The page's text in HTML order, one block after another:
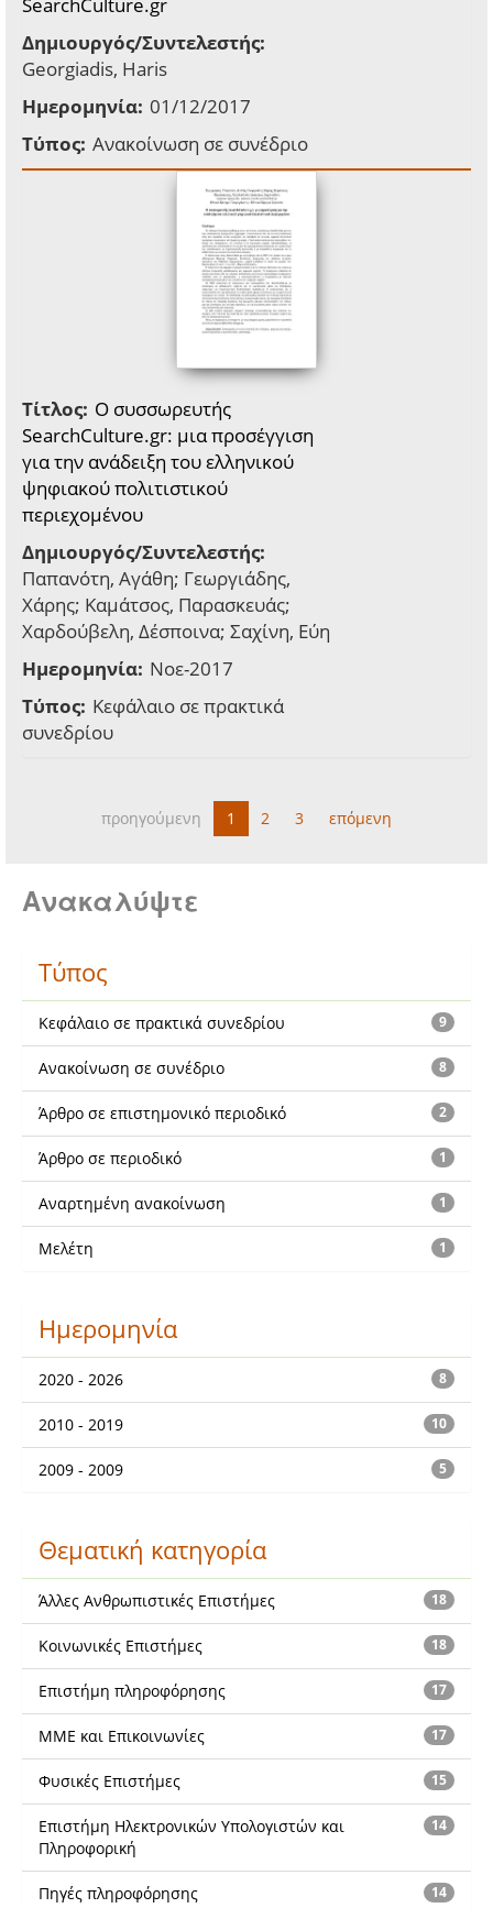
SearchCulture.gr
Δημιουργός/Συντελεστής:
Georgiadis, Haris
Ημερομηνία: 01/12/2017
Τύπος: Ανακοίνωση σε συνέδριο
Τίτλος: Ο συσσωρευτής
SearchCulture.gr: μια προσέγγιση
για την ανάδειξη του ελληνικού
ψηφιακού πολιτιστικού
περιεχομένου
Δημιουργός/Συντελεστής:
Παπανότη, Αγάθη; Γεωργιάδης,
Χάρης; Καμάτσος, Παρασκευάς;
Χαρδούβελη, Δέσποινα; Σαχίνη, Εύη
Ημερομηνία: Νοε-2017
Τύπος: Κεφάλαιο σε πρακτικά
συνεδρίου
προηγούμενη 1 2 3 επόμενη
Ανακαλύψτε
Τύπος
9
Κεφάλαιο σε πρακτικά συνεδρίου
8
Ανακοίνωση σε συνέδριο
2
Άρθρο σε επιστημονικό περιοδικό
1
Άρθρο σε περιοδικό
1
Αναρτημένη ανακοίνωση
1
Μελέτη
Ημερομηνία
8
2020 - 2026
10
2010 - 2019
5
2009 - 2009
Θεματική κατηγορία
18
Άλλες Ανθρωπιστικές Επιστήμες
18
Κοινωνικές Επιστήμες
17
Επιστήμη πληροφόρησης
17
ΜΜΕ και Επικοινωνίες
15
Φυσικές Επιστήμες
14
Επιστήμη Ηλεκτρονικών Υπολογιστών και
Πληροφορική
14
Πηγές πληροφόρησης